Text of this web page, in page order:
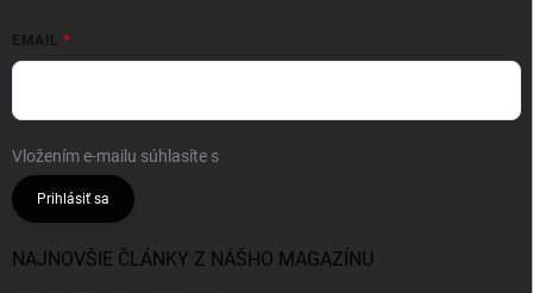
EMAIL
Vložením e-mailu súhlasíte s
Prihlásiť sa
NAJNOVŠIE ČLÁNKY Z NÁŠHO MAGAZÍNU